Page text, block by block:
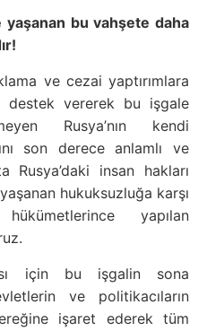
yaşanan bu vahşete daha
ve cezai yaptırımlara
destek vererek bu işgale
Rusya’nın kendi
son derece anlamlı ve
Rusya’daki insan hakları
hukuksuzluğa karşı
yapılan
için bu işgalin sona
ve politikacıların
işaret ederek tüm